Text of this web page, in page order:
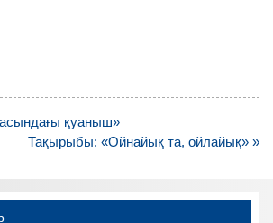
қуаныш»
Тақырыбы: «Ойнайық та, ойлайық» »